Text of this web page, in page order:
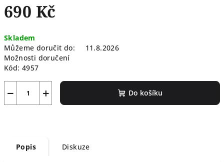
690 Kč
cena:
Skladem
Můžeme doručit do:
11.8.2026
Možnosti doručení
Kód: 4957
+
− Do košíku
Popis Diskuze